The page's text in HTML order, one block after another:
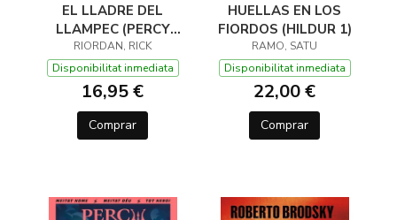
EL LLADRE DEL
LLAMPEC (PERCY
JACKSON I ELS DÉUS
DE L'OLIMP 1)
RIORDAN, RICK
Disponibilitat inmediata
16,95 €
Comprar
HUELLAS EN LOS
FIORDOS (HILDUR 1)
RAMO, SATU
Disponibilitat inmediata
22,00 €
Comprar